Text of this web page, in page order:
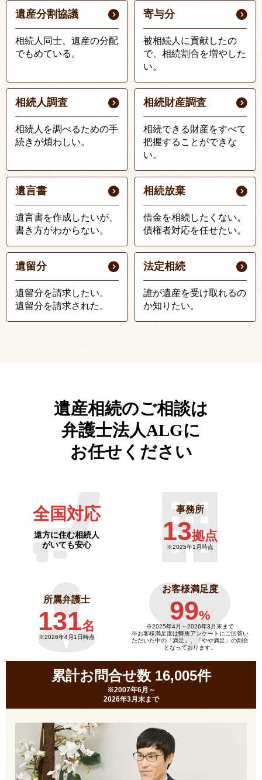
遺産分割協議
相続人同士、遺産の分配
でもめている。
寄与分
被相続人に貢献したの
で、相続割合を増やした
い。
相続人調査
相続人を調べるための手
続きが煩わしい。
相続財産調査
相続できる財産をすべて
把握することができな
い。
遺言書
遺言書を作成したいが、
書き方がわからない。
相続放棄
借金を相続したくない。
債権者対応を任せたい。
遺留分
遺留分を請求したい。
遺留分を請求された。
法定相続
誰が遺産を受け取れるの
か知りたい。
遺産相続のご相談は
弁護士法人ALGに
お任せください
全国対応
遠方に住む相続人
がいても安心
事務所
13拠点
※2025年1月時点
所属弁護士
131名
※2026年4月1日時点
お客様満足度
99%
※2025年4月～2026年3月末まで
※お客様満足度は弊所アンケートにご回答い
ただいた中の「満足」、「やや満足」の割合
となっております。
累計お問合せ数 16,005件
※2007年6月～
2026年3月末まで